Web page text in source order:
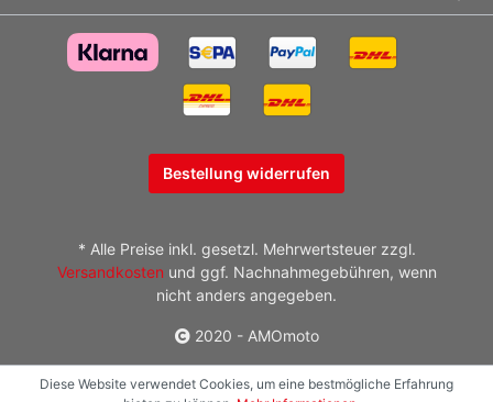
Bestellung widerrufen
* Alle Preise inkl. gesetzl. Mehrwertsteuer zzgl.
Versandkosten und ggf. Nachnahmegebühren, wenn
nicht anders angegeben.
2020 - AMOmoto
Diese Website verwendet Cookies, um eine bestmögliche Erfahrung